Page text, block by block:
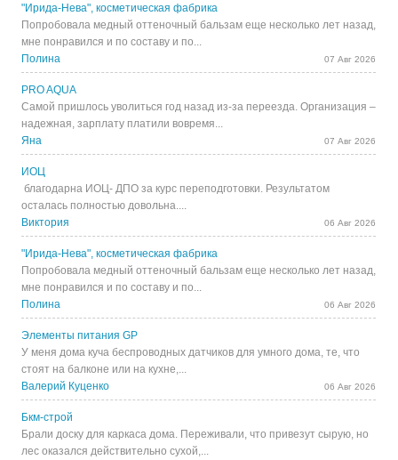
"Ирида-Нева", косметическая фабрика
Попробовала медный оттеночный бальзам еще несколько лет назад,
мне понравился и по составу и по...
Полина
07 Авг 2026
PRO AQUA
Самой пришлось уволиться год назад из-за переезда. Организация –
надежная, зарплату платили вовремя...
Яна
07 Авг 2026
ИОЦ
благодарна ИОЦ- ДПО за курс переподготовки. Результатом
осталась полностью довольна....
Виктория
06 Авг 2026
"Ирида-Нева", косметическая фабрика
Попробовала медный оттеночный бальзам еще несколько лет назад,
мне понравился и по составу и по...
Полина
06 Авг 2026
Элементы питания GP
У меня дома куча беспроводных датчиков для умного дома, те, что
стоят на балконе или на кухне,...
Валерий Куценко
06 Авг 2026
Бкм-строй
Брали доску для каркаса дома. Переживали, что привезут сырую, но
лес оказался действительно сухой,...